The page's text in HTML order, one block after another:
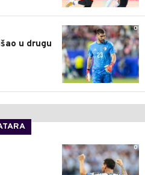
0
u drugu
0